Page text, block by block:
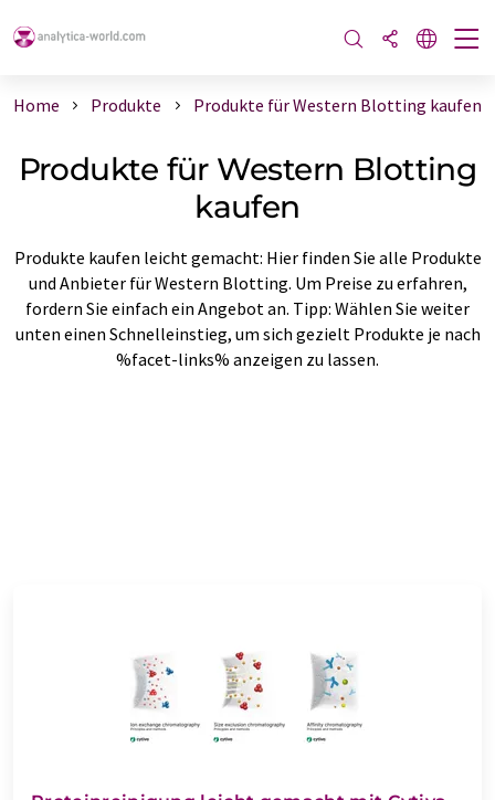
Home Produkte Produkte für Western Blotting kaufen
Produkte für Western Blotting
kaufen
Produkte kaufen leicht gemacht: Hier finden Sie alle Produkte
und Anbieter für Western Blotting. Um Preise zu erfahren,
fordern Sie einfach ein Angebot an. Tipp: Wählen Sie weiter
unten einen Schnelleinstieg, um sich gezielt Produkte je nach
%facet-links% anzeigen zu lassen.